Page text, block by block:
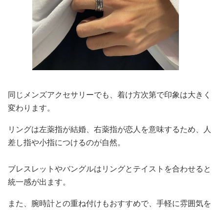
同じメンズアクセサリーでも、着け方次第で印象は大きく
変わります。
リングは左薬指が結婚、右薬指が恋人を意味するため、人
差し指や小指につけるのが自然。
ブレスレットやバングルはリングとテイストを合わせると
統一感が出ます。
また、腕時計との重ね付けもおすすめで、手軽に雰囲気を